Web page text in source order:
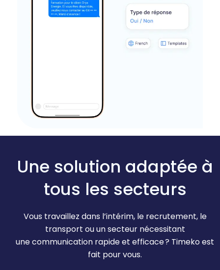
Une solution adaptée à
tous les secteurs
Vous travaillez dans l’intérim, le recrutement, le
transport ou un secteur nécessitant
une communication rapide et efficace ? Timeko est
fait pour vous.